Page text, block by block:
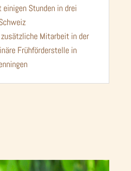
Stunden in drei
Mitarbeit in der
Frühförderstelle in